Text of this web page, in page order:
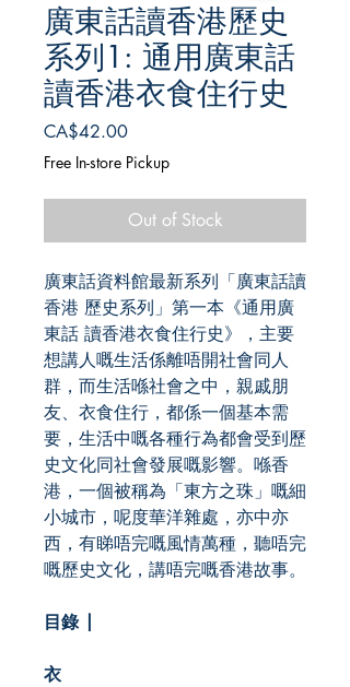
廣東話讀香港歷史
系列1: 通用廣東話
讀香港衣食住行史
CA$42.00Price
Free In-store Pickup
Out of Stock
廣東話資料館最新系列「廣東話讀
香港 歷史系列」第一本《通用廣
東話 讀香港衣食住行史》，主要
想講人嘅生活係離唔開社會同人
群，而生活喺社會之中，親戚朋
友、衣食住行，都係一個基本需
要，生活中嘅各種行為都會受到歷
史文化同社會發展嘅影響。喺香
港，一個被稱為「東方之珠」嘅細
小城市，呢度華洋雜處，亦中亦
西，有睇唔完嘅風情萬種，聽唔完
嘅歷史文化，講唔完嘅香港故事。
目錄 |
衣